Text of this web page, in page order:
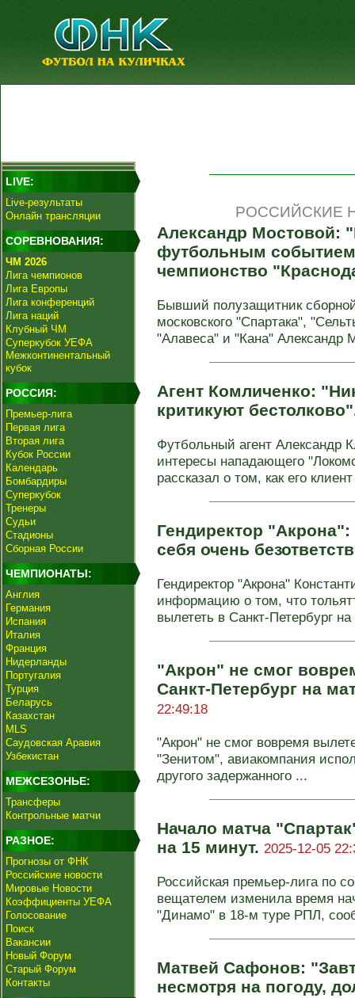
LIVE:
Live-результаты
Онлайн трансляции
СОРЕВНОВАНИЯ:
ЧМ 2026
Лига чемпионов
Лига Европы
Лига конференций
Лига наций
Клубный ЧМ
Суперкубок УЕФА
Межконтинентальный
кубок
РОССИЯ:
Премьер-лига
Первая лига
Вторая лига
Кубок России
Календарь
Бомбардиры
Суперкубок
Тренеры
Судьи
Стадионы
Сборная России
ЧЕМПИОНАТЫ:
Англия
Германия
Испания
Италия
Франция
Нидерланды
Португалия
Турция
Беларусь
Казахстан
MLS
Саудовская Аравия
Узбекистан
МЕЖСЕЗОНЬЕ:
Трансферы
Контрольные матчи
РАЗНОЕ:
Прогнозы от ФНК
Российские новости
Мировые Новости
Коэффициенты УЕФА
Голосование
Поиск
Вакансии
Новый Форум
Старый Форум
Контакты
РОССИЙСКИЕ
Александр Мостовой:
футбольным событием
чемпионство
Бывший полузащитник
московского "Спартака",
"Алавеса" и "Кана" Александр
Агент Комличенко:
критикуют
Футбольный агент Александр
интересы нападающего
рассказал о том, как его
Гендиректор
себя очень
Гендиректор "Акрона"
информацию о том, что
вылететь в Санкт‑Петербург
"Акрон" не смог
Санкт‑Петербург на
22:49:18
"Акрон" не смог вовремя
"Зенитом", авиакомпания
другого задержанного ...
Начало матча
на 15 минут. 2025-12-05
Российская премьер-лига по
вещателем изменила время
"Динамо" в 18-м туре РПЛ,
Матвей Сафонов:
несмотря на погоду,